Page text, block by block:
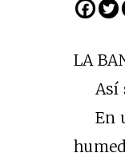
LA
Así
En